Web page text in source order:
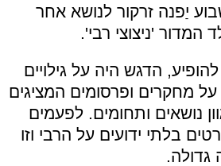
יַפנה זרקור לנושא אחר
המדור 'ניצוצי רבי'.
הדגש היה על גילויים
על מחקרים ופרסומים המציגים
נושאים ותחומים. לפעמים
בלתי ידועים על הרבי וזו